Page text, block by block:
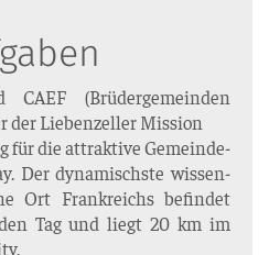
CAEF (Brü­der­ge­mein­den
der Lie­ben­zel­ler Mission
für die attrak­ti­ve Gemein­de­
Der dyna­mischs­te wis­sen­
Ort Frank­reichs befin­det
Tag und liegt 20 km im